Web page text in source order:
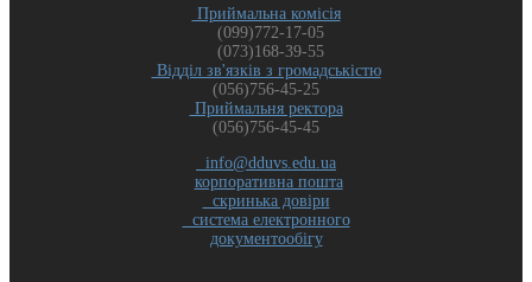
Приймальна комісія
(099)772-17-05
(073)168-39-55
Відділ зв'язків з громадськістю
(056)756-45-25
Приймальня ректора
(056)756-45-45
info@dduvs.edu.ua
корпоративна пошта
скринька довіри
система електронного
документообігу